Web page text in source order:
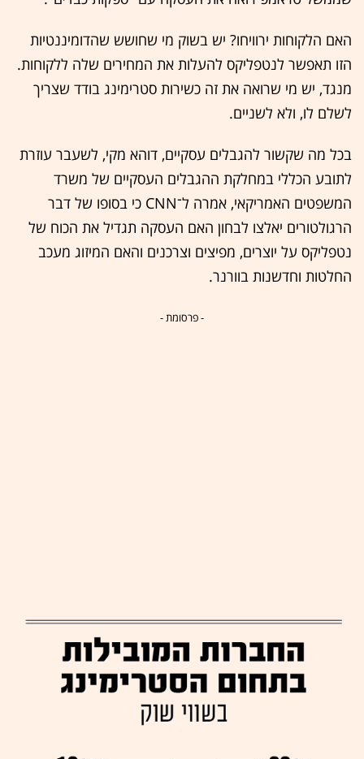
האם הלקוחות ירוויחו? יש בשוק מי שחושש שהדומיננטיות
הזו תאפשר לנטפליקס להעלות את המחירים שלה ללקוחות.
מנגד, יש מי שרואה את זה כשירות סטרימינג בודד שצריך
לשלם לו, ולא לשניים.
בכל מה שקשור להגבלים עסקיים, דוהא מקי, לשעבר עוזרת
לתובע הכללי במחלקת ההגבלים העסקיים של משרד
המשפטים האמריקאי, אמרה ל־CNN כי בסופו של דבר
הרגולטורים יאלצו לבחון האם העסקה תגדיל את הכוח של
נטפליקס על יוצרים, מפיצים וצרכנים והאם המיזוג מעכב
החלטות וחדשנות בוורנר.
- פרסומת -